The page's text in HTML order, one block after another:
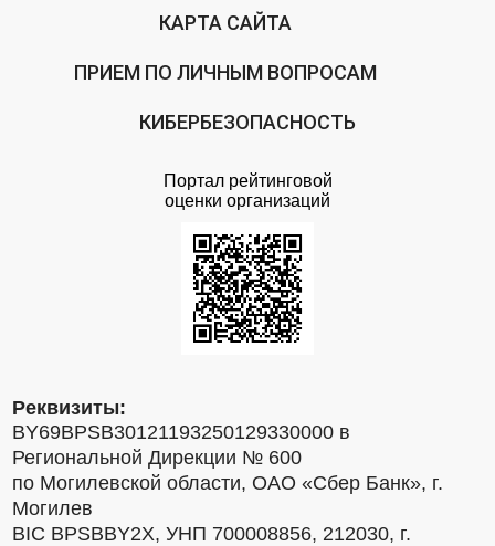
КАРТА САЙТА
ПРИЕМ ПО ЛИЧНЫМ ВОПРОСАМ
КИБЕРБЕЗОПАСНОСТЬ
Портал рейтинговой
оценки организаций
Реквизиты:
BY69BPSB30121193250129330000 в
Региональной Дирекции № 600
по Могилевской области, ОАО «Сбер Банк», г.
Могилев
BIC BPSBBY2X, УНП 700008856, 212030, г.